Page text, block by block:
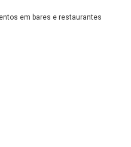
em bares e restaurantes